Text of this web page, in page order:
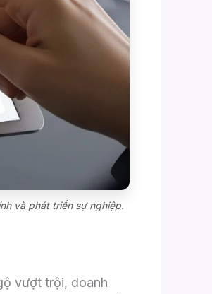
và phát triển sự nghiệp.
vượt trội, doanh